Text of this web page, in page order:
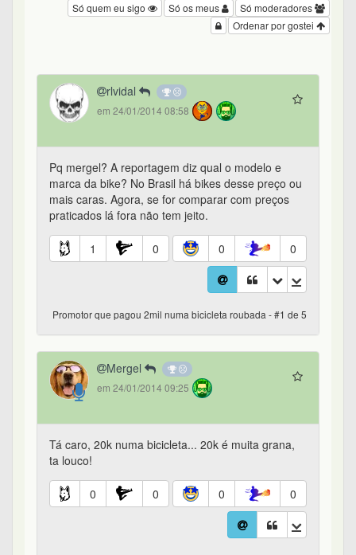
Só moderadores
Só os meus
Só quem eu sigo
Ordenar por gostei
rlvidal
em 24/01/2014 08:58
Pq mergel? A reportagem diz qual o modelo e
marca da bike? No Brasil há bikes desse preço ou
mais caras. Agora, se for comparar com preços
praticados lá fora não tem jeito.
1 0 0 0
Promotor que pagou 2mil numa bicicleta roubada - #1 de 5
Mergel
em 24/01/2014 09:25
Tá caro, 20k numa bicicleta... 20k é muita grana,
ta louco!
0 0 0 0